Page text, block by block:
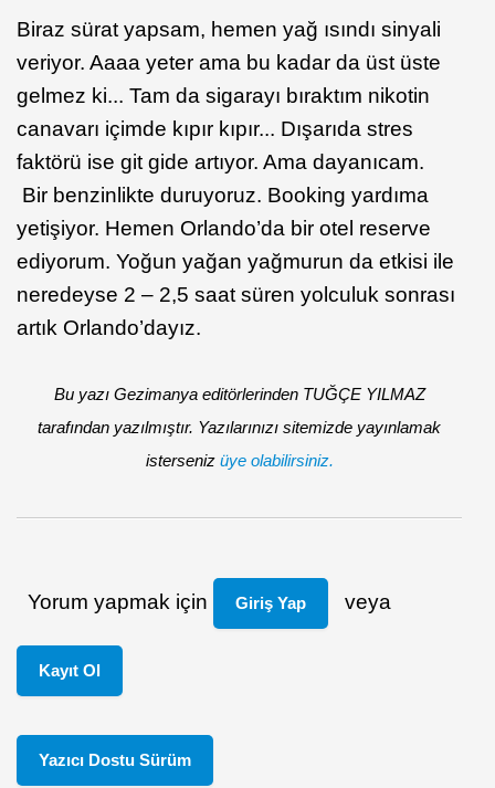
Biraz sürat yapsam, hemen yağ ısındı sinyali
veriyor. Aaaa yeter ama bu kadar da üst üste
gelmez ki... Tam da sigarayı bıraktım nikotin
canavarı içimde kıpır kıpır... Dışarıda stres
faktörü ise git gide artıyor. Ama dayanıcam.
Bir benzinlikte duruyoruz. Booking yardıma
yetişiyor. Hemen Orlando’da bir otel reserve
ediyorum. Yoğun yağan yağmurun da etkisi ile
neredeyse 2 – 2,5 saat süren yolculuk sonrası
artık Orlando’dayız.
Bu yazı Gezimanya editörlerinden TUĞÇE YILMAZ
tarafından yazılmıştır. Yazılarınızı sitemizde yayınlamak
isterseniz üye olabilirsiniz.
Yorum yapmak için Giriş Yap veya
Kayıt Ol
Yazıcı Dostu Sürüm